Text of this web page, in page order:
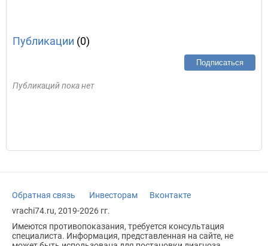
Публикации (0)
Подписаться
Публикаций пока нет
Обратная связь Инвесторам
Вконтакте
vrachi74.ru, 2019-2026 гг.
Имеются противопоказания, требуется консультация
специалиста. Информация, представленная на сайте, не